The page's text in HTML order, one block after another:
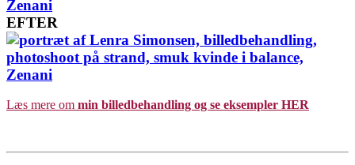
EFTER
Læs mere om min billedbehandling og se eksempler HER